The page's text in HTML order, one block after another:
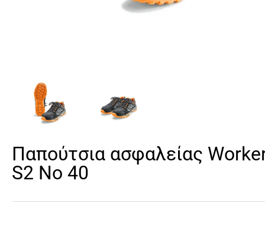
Παπούτσια ασφαλείας
S2 Νο 40